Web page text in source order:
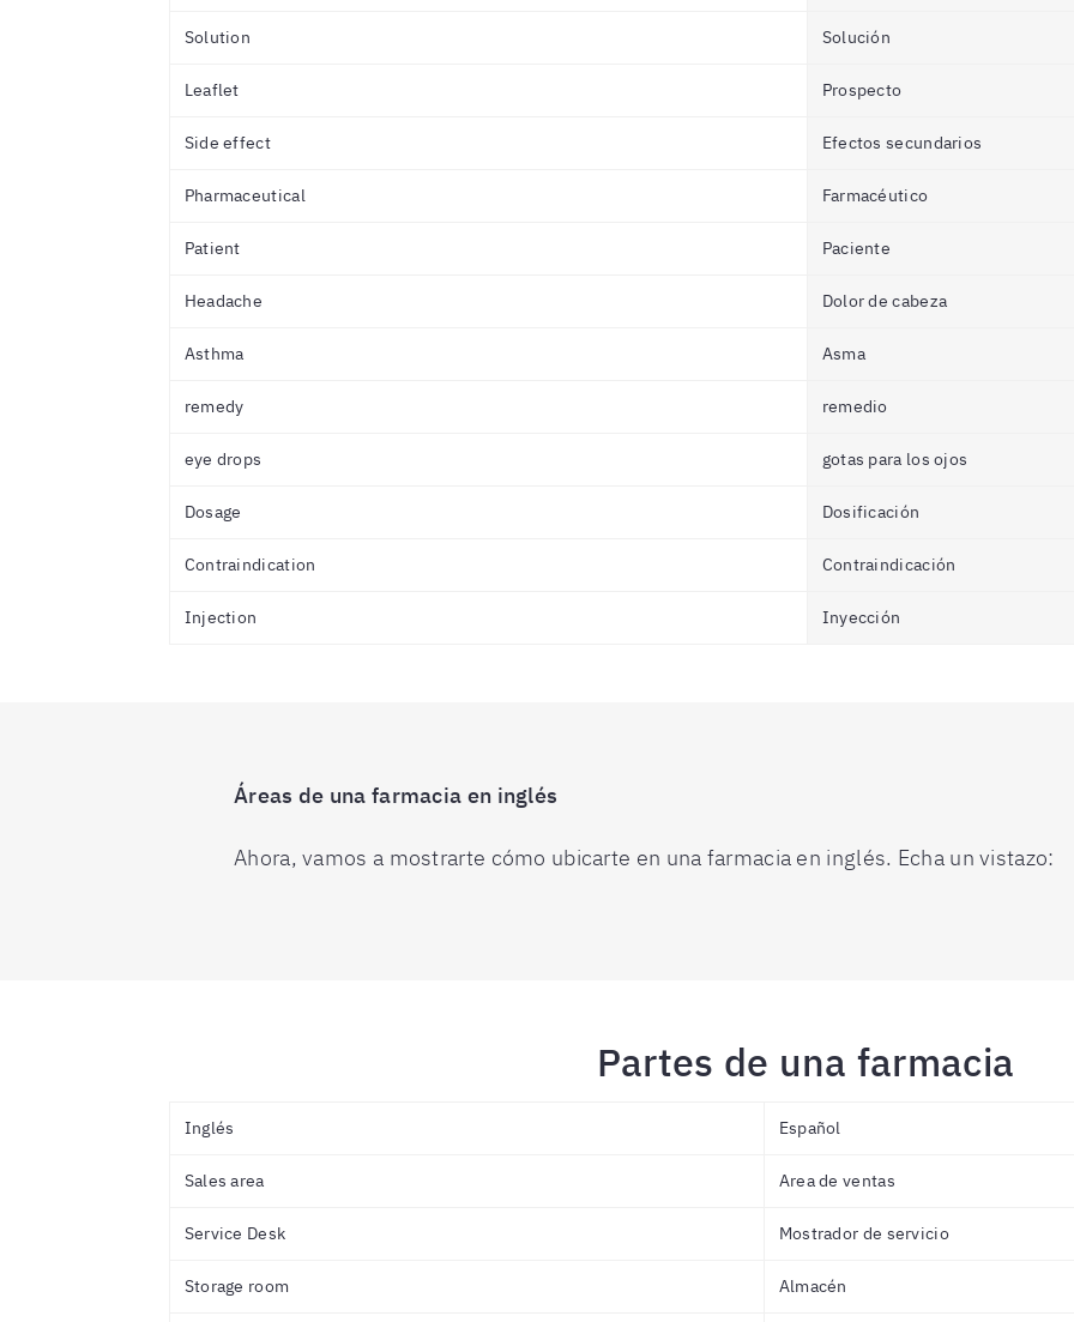
Solution Solución
Leaflet Prospecto
Side effect Efectos secundarios
Pharmaceutical Farmacéutico
Patient Paciente
Headache Dolor de cabeza
Asthma Asma
remedy remedio
eye drops gotas para los ojos
Dosage Dosificación
Contraindication Contraindicación
Injection Inyección
Áreas de una farmacia en inglés
Ahora, vamos a mostrarte cómo ubicarte en una farmacia en inglés. Echa un vistazo:
Partes de una farmacia
Inglés Español
Sales area Area de ventas
Service Desk Mostrador de servicio
Storage room Almacén